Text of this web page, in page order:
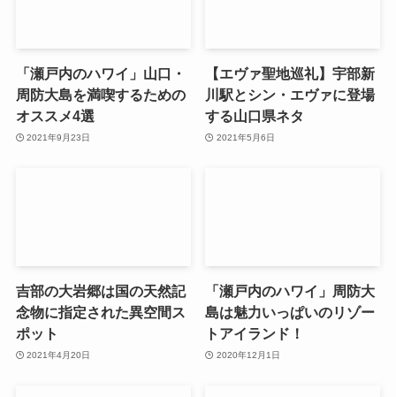
「瀬戸内のハワイ」山口・
周防大島を満喫するための
オススメ4選
2021年9月23日
【エヴァ聖地巡礼】宇部新
川駅とシン・エヴァに登場
する山口県ネタ
2021年5月6日
吉部の大岩郷は国の天然記
念物に指定された異空間ス
ポット
2021年4月20日
「瀬戸内のハワイ」周防大
島は魅力いっぱいのリゾー
トアイランド！
2020年12月1日